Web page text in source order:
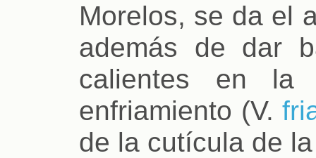
Morelos, se da el
además de dar
calientes en la
enfriamiento (V.
de la cutícula de